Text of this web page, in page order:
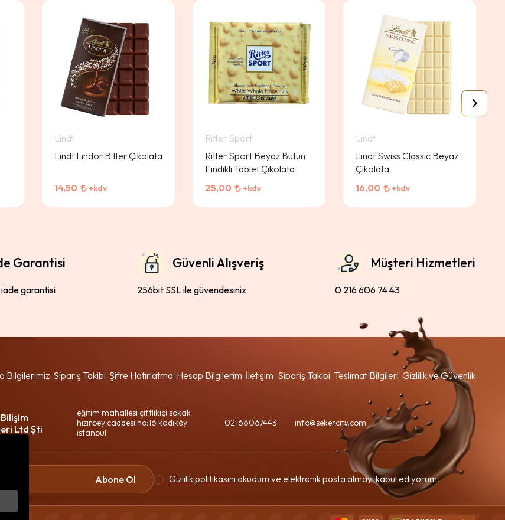
Lindt
Lindt Lindor Bitter Çikolata
14,50 +kdv
Ritter Sport
Ritter Sport Beyaz Bütün
Fındıklı Tablet Çikolata
25,00
+kdv
Lindt
Lindt Swiss Classic Beyaz
Çikolata
16,00
+kdv
Garantisi
iade garantisi
Güvenli Alışveriş
256bit SSL ile güvendesiniz
Müşteri Hizmetleri
0 216 606 74 43
Bilgilerimiz Sipariş Takibi Şifre Hatırlatma Hesap Bilgilerim İletişim Sipariş Takibi Teslimat Bilgileri Gizlilik ve Güvenlik
Ltd Şti
eğitim mahallesi çiftlikiçi sokak
hızırbey caddesi no:16 kadıköy
istanbul
02166067443 info@sekercity.com
Abone Ol Gizlilik politikasını okudum ve elektronik posta almayı kabul ediyorum.